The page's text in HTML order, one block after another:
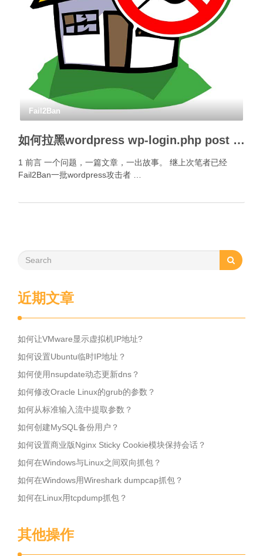
Fail2Ban
如何拉黑wordpress wp-login.php post 200的攻击者？
1 前言 一个问题，一篇文章，一出故事。 继上次笔者已经
Fail2Ban一批wordpress攻击者 …
近期文章
如何让VMware显示虚拟机IP地址?
如何设置Ubuntu临时IP地址？
如何使用nsupdate动态更新dns？
如何修改Oracle Linux的grub的参数？
如何从标准输入流中提取参数？
如何创建MySQL备份用户？
如何设置商业版Nginx Sticky Cookie模块保持会话？
如何在Windows与Linux之间双向抓包？
如何在Windows用Wireshark dumpcap抓包？
如何在Linux用tcpdump抓包？
其他操作